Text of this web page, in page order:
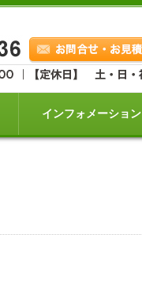
インフォメーション